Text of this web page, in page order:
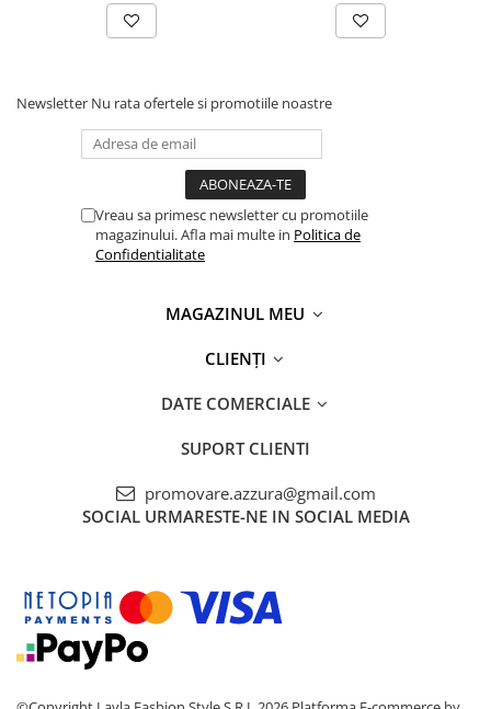
Newsletter Nu rata ofertele si promotiile noastre
Vreau sa primesc newsletter cu promotiile
magazinului. Afla mai multe in Politica de
Confidentialitate
MAGAZINUL MEU
CLIENȚI
DATE COMERCIALE
SUPORT CLIENTI
promovare.azzura@gmail.com
SOCIAL URMARESTE-NE IN SOCIAL MEDIA